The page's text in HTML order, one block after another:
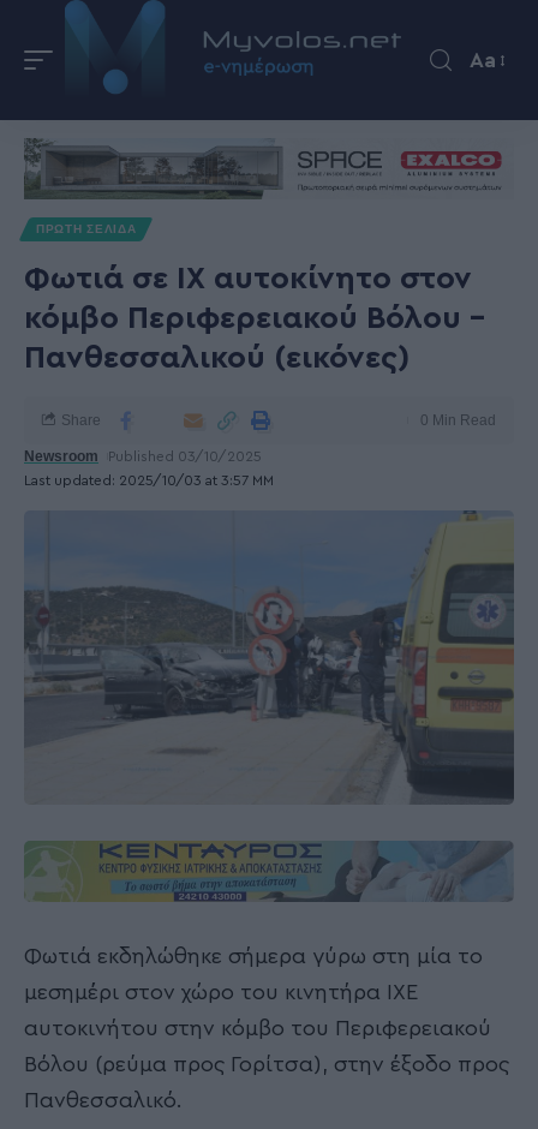
Aa
ΠΡΩΤΗ ΣΕΛΙΔΑ
Φωτιά σε ΙΧ αυτοκίνητο στον
κόμβο Περιφερειακού Βόλου –
Πανθεσσαλικού (εικόνες)
Last updated: 2025/10/03 at 3:57 ΜΜ
Newsroom Published 03/10/2025
Share 0 Min Read
Φωτιά εκδηλώθηκε σήμερα γύρω στη μία το
μεσημέρι στον χώρο του κινητήρα ΙΧΕ
αυτοκινήτου στην κόμβο του Περιφερειακού
Βόλου (ρεύμα προς Γορίτσα), στην έξοδο προς
Πανθεσσαλικό.